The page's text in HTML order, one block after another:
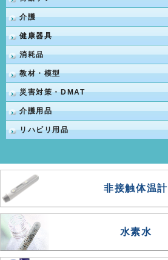
介護
健康器具
消耗品
教材・模型
災害対策・DMAT
介護用品
リハビリ用品
非接触体温計
水素水